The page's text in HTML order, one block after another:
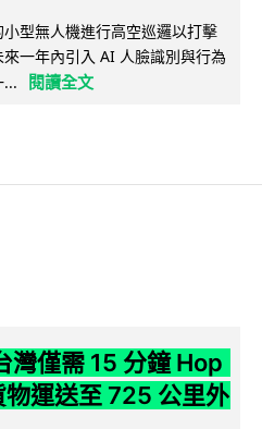
型無人機進行高空巡邏以打擊
一年內引入 AI 人臉識別與行為
...
閱讀全文
灣僅需 15 分鐘 Hop
運送至 725 公里外